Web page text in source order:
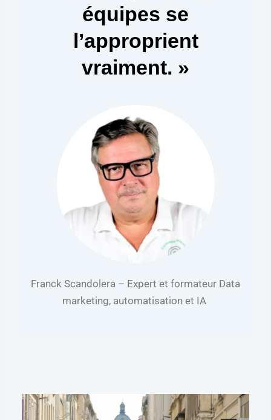
équipes se
l’approprient
vraiment. »
Franck Scandolera – Expert et formateur Data
marketing, automatisation et IA